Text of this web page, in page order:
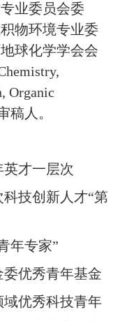
业委员会委
物环境专业委
球化学学会会
Organic
稿人。
英才一层次
技创新人才“第
年专家”
委优秀青年基金
域优秀科技青年